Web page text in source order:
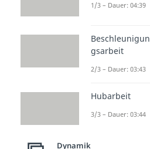
Dauer:
04:22
Dauer:
1/3 – Dauer: 04:39
Beschleunigun
gsarbeit
2/3 – Dauer: 03:43
Hubarbeit
3/3 – Dauer: 03:44
Dynamik